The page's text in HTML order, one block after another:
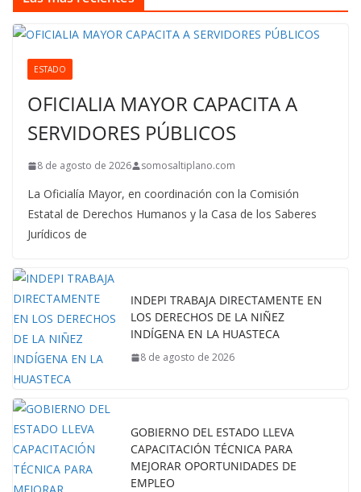
ESTADO
OFICIALIA MAYOR CAPACITA A
SERVIDORES PÚBLICOS
8 de agosto de 2026 somosaltiplano.com
La Oficialía Mayor, en coordinación con la Comisión
Estatal de Derechos Humanos y la Casa de los Saberes
Jurídicos de
INDEPI TRABAJA DIRECTAMENTE EN
LOS DERECHOS DE LA NIÑEZ
INDÍGENA EN LA HUASTECA
8 de agosto de 2026
GOBIERNO DEL ESTADO LLEVA
CAPACITACIÓN TÉCNICA PARA
MEJORAR OPORTUNIDADES DE
EMPLEO